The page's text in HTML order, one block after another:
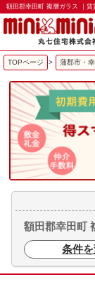
額田郡幸田町 複層ガラス ｜
TOPページ > 蒲郡市・
額田郡幸田町
条件